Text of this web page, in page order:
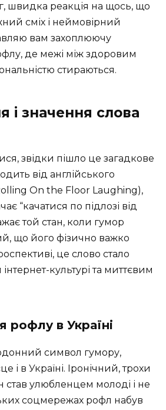
швидка реакція на щось, що
сміх і неймовірний
вам захоплюючу
де межі між здоровим
стираються.
і значення слова
звідки пішло це загадкове
від англійського
On the Floor Laughing),
“качатися по підлозі від
той стан, коли гумор
що його фізично важко
це слово стало
культурі та миттєвим
рофлу в Україні
символ гумору,
і в Україні. Іронічний, трохи
став улюбленцем молоді і не
соцмережах рофл набув